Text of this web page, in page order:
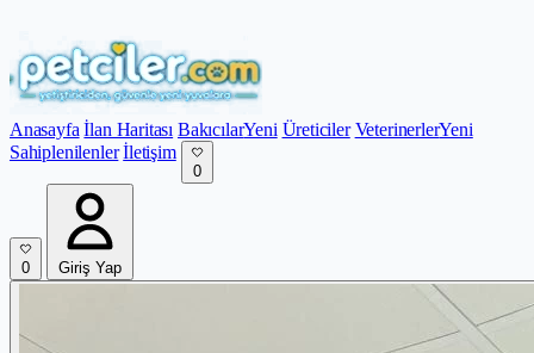
Anasayfa İlan Haritası BakıcılarYeni Üreticiler VeterinerlerYeni
Sahiplenilenler İletişim
0
0 Giriş Yap